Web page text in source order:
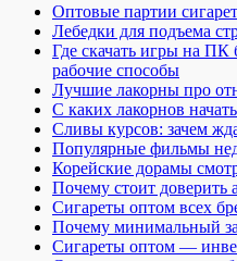
Оптовые партии
Лебедки для подъема
Где скачать игры на ПК
рабочие способы
Лучшие лакорны про
С каких лакорнов
Сливы курсов: зачем
Популярные фильмы
Корейские дорамы
Почему стоит доверить
Сигареты оптом всех
Почему минимальный
Сигареты оптом —